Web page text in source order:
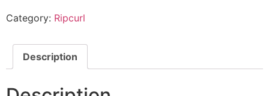
Category: Ripcurl
Description